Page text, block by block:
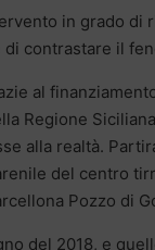
in grado
di contrastare il
al
Regione Siciliana
alla realtà.
del centro
Pozzo di
del 2018, e